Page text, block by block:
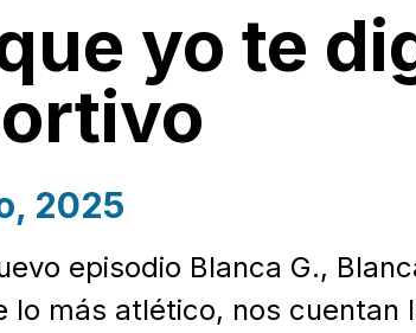
que yo te
2025
episodio Blanca G.,
lo más atlético, nos cuentan